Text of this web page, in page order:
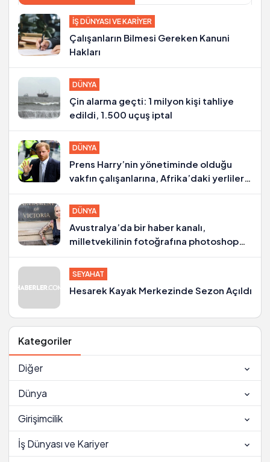
İŞ DÜNYASI VE KARIYER
Çalışanların Bilmesi Gereken Kanuni
Hakları
DÜNYA
Çin alarma geçti: 1 milyon kişi tahliye
edildi, 1.500 uçuş iptal
DÜNYA
Prens Harry’nin yönetiminde olduğu
vakfın çalışanlarına, Afrika’daki yerlilere
kötü muamele suçlaması
DÜNYA
Avustralya’da bir haber kanalı,
milletvekilinin fotoğrafına photoshop
yapıp göğüslerini büyüttü
SEYAHAT
Hesarek Kayak Merkezinde Sezon Açıldı
Kategoriler
Diğer
Dünya
Girişimcilik
İş Dünyası ve Kariyer